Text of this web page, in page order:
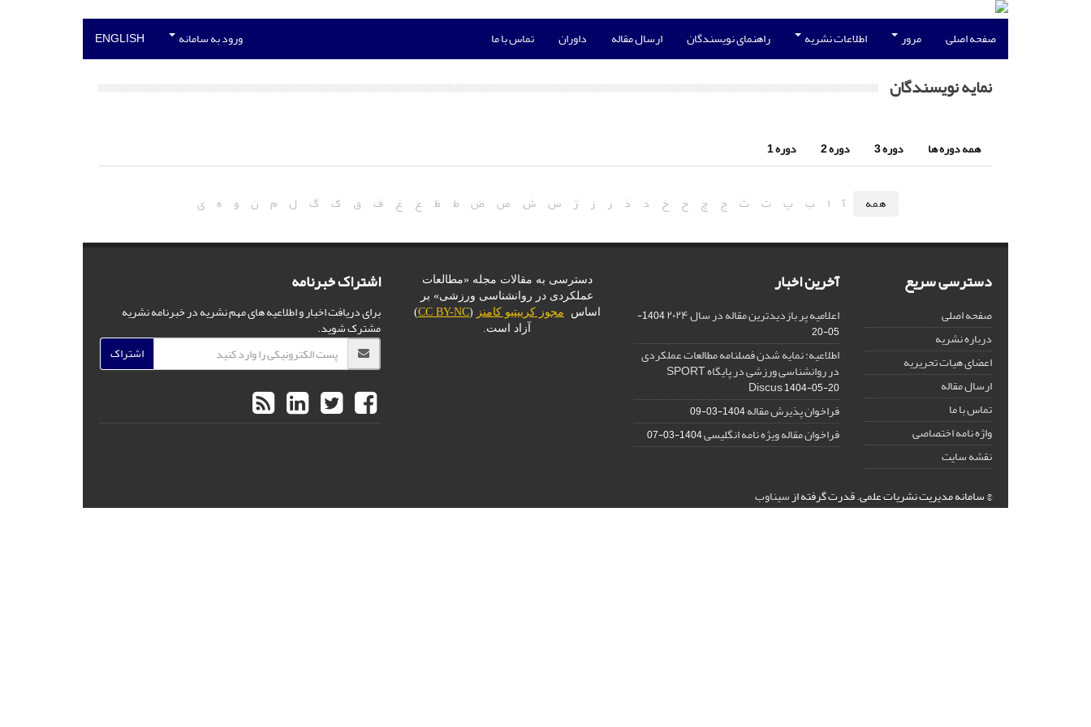
صفحه اصلی مرور اطلاعات نشریه راهنمای نویسندگان ارسال مقاله داوران تماس با ما ورود به سامانه ENGLISH
نمایه نویسندگان
همه دوره ها دوره 3 دوره 2 دوره 1
همه آ ا ب پ ت ث ج چ ح خ د ذ ر ز ژ س ش ص ض ط ظ ع غ ف ق ک گ ل م ن و ه ی
دسترسی سریع
صفحه اصلی
درباره نشریه
اعضای هیات تحریریه
ارسال مقاله
تماس با ما
واژه نامه اختصاصی
نقشه سایت
آخرین اخبار
اعلامیه پر بازدیدترین مقاله در سال ۲۰۲۴
1404-
05-20
اطلاعیه: نمایه شدن فصلنامه مطالعات عملکردی
در روانشناسی ورزشی در پایگاه SPORT
Discus1404-05-20
فراخوان پذیرش مقاله1404-03-09
فراخوان مقاله ویژه نامه انگلیسی1404-03-07
دسترسی به مقالات مجله «مطالعات
عملکردی در روانشناسی ورزشی» بر
اساس
مجوز کرییتیو کامنز (
CC BY-NC
)
آزاد است.
اشتراک خبرنامه
برای دریافت اخبار و اطلاعیه های مهم نشریه در خبرنامه نشریه
مشترک شوید.
اشتراک
© سامانه مدیریت نشریات علمی.قدرت گرفته ازسیناوب